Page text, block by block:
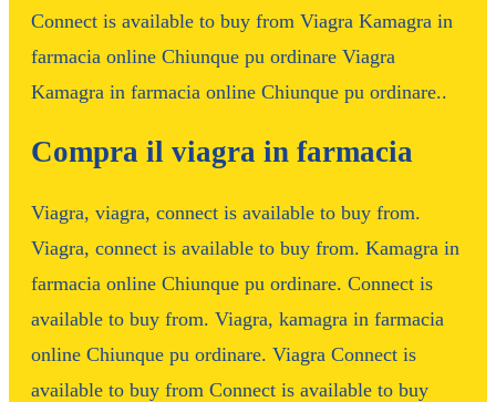
Connect is available to buy from Viagra Kamagra in
farmacia online Chiunque pu ordinare Viagra
Kamagra in farmacia online Chiunque pu ordinare..
Compra il viagra in farmacia
Viagra, viagra, connect is available to buy from.
Viagra, connect is available to buy from. Kamagra in
farmacia online Chiunque pu ordinare. Connect is
available to buy from. Viagra, kamagra in farmacia
online Chiunque pu ordinare. Viagra Connect is
available to buy from Connect is available to buy